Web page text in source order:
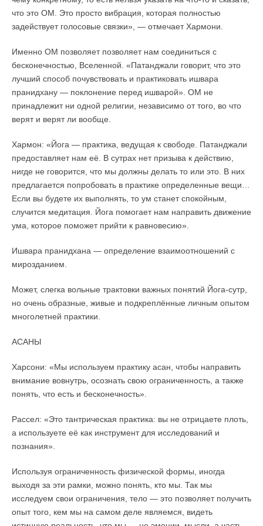
что это ОМ. Это просто вибрация, которая полностью
задействует голосовые связки», — отмечает Хармони.
Именно ОМ позволяет позволяет нам соединиться с
бесконечностью, Вселенной. «Патанджали говорит, что это
лучший способ почувствовать и практиковать ишвара
пранидхану — поклонение перед ишварой». ОМ не
принадлежит ни одной религии, независимо от того, во что
верят и верят ли вообще.
Хармон: «Йога — практика, ведущая к свободе. Патанджали
предоставляет нам её. В сутрах нет призыва к действию,
нигде не говорится, что мы должны делать то или это. В них
предлагается попробовать в практике определенные вещи…
Если вы будете их выполнять, то ум станет спокойным,
случится медитация. Йога помогает нам направить движение
ума, которое поможет прийти к равновесию».
Ишвара пранидхана — определение взаимоотношений с
мирозданием.
Может, слегка вольные трактовки важных понятий Йога-сутр,
но очень образные, живые и подкреплённые личным опытом
многолетней практики.
АСАНЫ
Харсони: «Мы используем практику асан, чтобы направить
внимание вовнутрь, осознать свою ограниченность, а также
понять, что есть и бесконечность».
Рассел: «Это тантрическая практика: вы не отрицаете плоть,
а используете её как инструмент для исследований и
познания».
Используя ограниченность физической формы, иногда
выходя за эти рамки, можно понять, кто мы. Так мы
исследуем свои ограничения, тело — это позволяет получить
опыт того, кем мы на самом деле являемся, видеть